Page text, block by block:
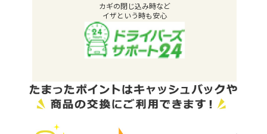
カギの閉じ込み時など
イザという時も安心